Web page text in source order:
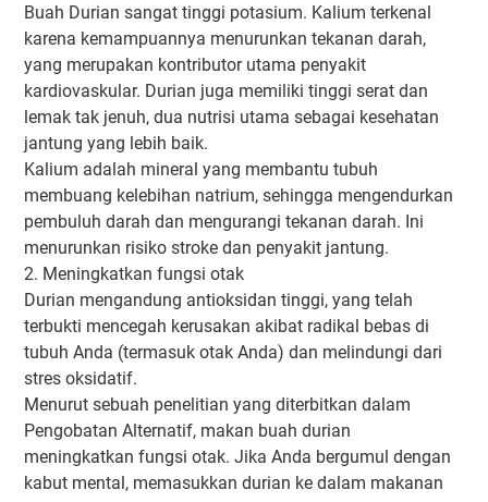
Buah Durian sangat tinggi potasium. Kalium terkenal
karena kemampuannya menurunkan tekanan darah,
yang merupakan kontributor utama penyakit
kardiovaskular. Durian juga memiliki tinggi serat dan
lemak tak jenuh, dua nutrisi utama sebagai kesehatan
jantung yang lebih baik.
Kalium adalah mineral yang membantu tubuh
membuang kelebihan natrium, sehingga mengendurkan
pembuluh darah dan mengurangi tekanan darah. Ini
menurunkan risiko stroke dan penyakit jantung.
2. Meningkatkan fungsi otak
Durian mengandung antioksidan tinggi, yang telah
terbukti mencegah kerusakan akibat radikal bebas di
tubuh Anda (termasuk otak Anda) dan melindungi dari
stres oksidatif.
Menurut sebuah penelitian yang diterbitkan dalam
Pengobatan Alternatif, makan buah durian
meningkatkan fungsi otak. Jika Anda bergumul dengan
kabut mental, memasukkan durian ke dalam makanan